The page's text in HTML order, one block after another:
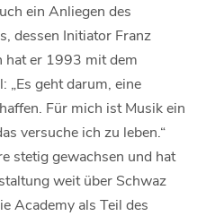
ein Anliegen des
dessen Initiator Franz
hat er 1993 mit dem
„Es geht darum, eine
Für mich ist Musik ein
versuche ich zu leben.“
stetig gewachsen und hat
weit über Schwaz
Academy als Teil des